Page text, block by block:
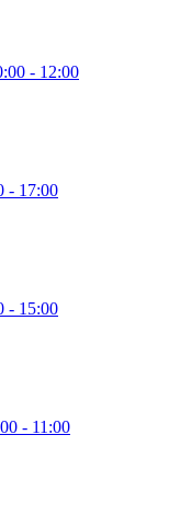
- 12:00
- 17:00
- 15:00
- 11:00